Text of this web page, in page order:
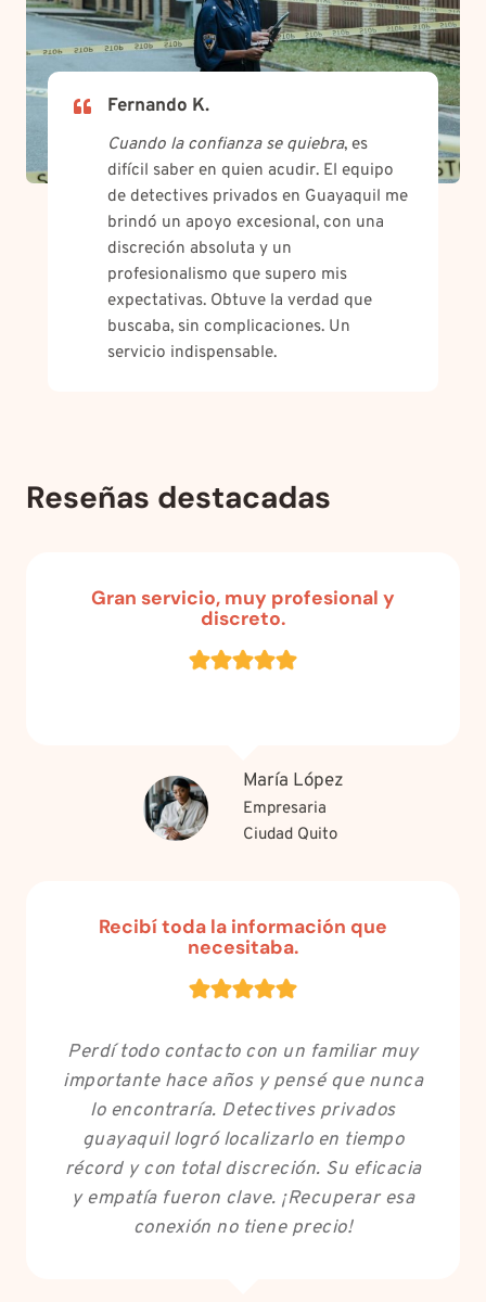
Fernando K.
Cuando la confianza se quiebra, es
difícil saber en quien acudir. El equipo
de detectives privados en Guayaquil me
brindó un apoyo excesional, con una
discreción absoluta y un
profesionalismo que supero mis
expectativas. Obtuve la verdad que
buscaba, sin complicaciones. Un
servicio indispensable.
Reseñas destacadas
Gran servicio, muy profesional y
discreto.
María López
Empresaria
Ciudad Quito
Recibí toda la información que
necesitaba.
Perdí todo contacto con un familiar muy
importante hace años y pensé que nunca
lo encontraría. Detectives privados
guayaquil logró localizarlo en tiempo
récord y con total discreción. Su eficacia
y empatía fueron clave. ¡Recuperar esa
conexión no tiene precio!